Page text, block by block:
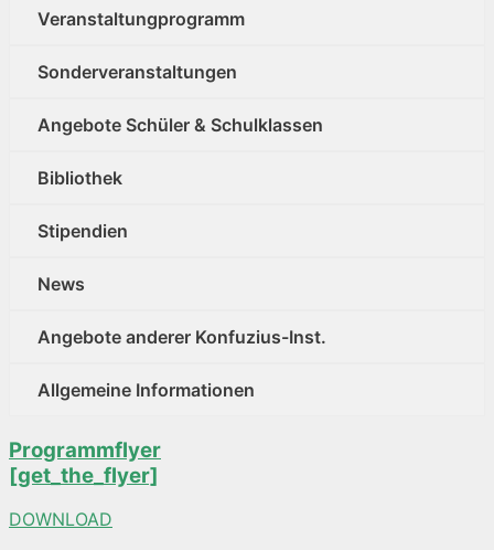
Veranstaltungprogramm
Sonderveranstaltungen
Angebote Schüler & Schulklassen
Bibliothek
Stipendien
News
Angebote anderer Konfuzius-Inst.
Allgemeine Informationen
Programmflyer
[get_the_flyer]
DOWNLOAD